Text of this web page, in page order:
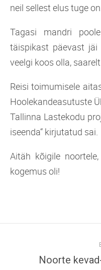
neil sellest elus tuge on.
Tagasi mandri
täispikast päevast
veelgi koos olla,
Reisi toimumisele
Hoolekandeasutuste
Tallinna Lastekodu
iseenda“ kirjutatud sai.
Aitäh kõigile
kogemus oli!
Noorte